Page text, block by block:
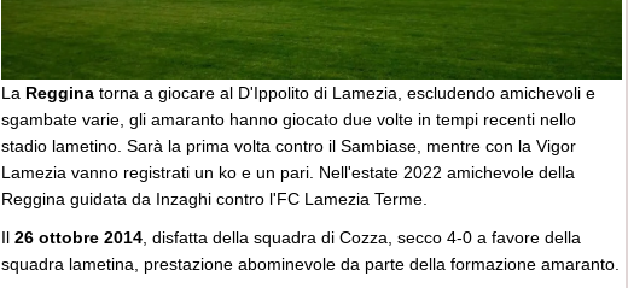
La Reggina torna a giocare al D'Ippolito di Lamezia, escludendo amichevoli e
sgambate varie, gli amaranto hanno giocato due volte in tempi recenti nello
stadio lametino. Sarà la prima volta contro il Sambiase, mentre con la Vigor
Lamezia vanno registrati un ko e un pari. Nell'estate 2022 amichevole della
Reggina guidata da Inzaghi contro l'FC Lamezia Terme.
Il 26 ottobre 2014 , disfatta della squadra di Cozza, secco 4-0 a favore della
squadra lametina, prestazione abominevole da parte della formazione amaranto.